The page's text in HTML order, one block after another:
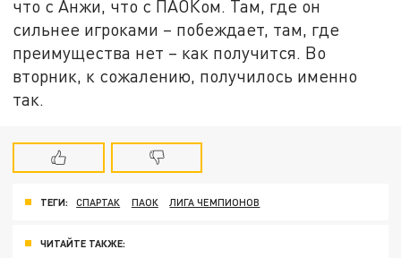
что с Анжи, что с ПАОКом. Там, где он
сильнее игроками – побеждает, там, где
преимущества нет – как получится. Во
вторник, к сожалению, получилось именно
так.
ТЕГИ: СПАРТАК ПАОК ЛИГА ЧЕМПИОНОВ
ЧИТАЙТЕ ТАКЖЕ: